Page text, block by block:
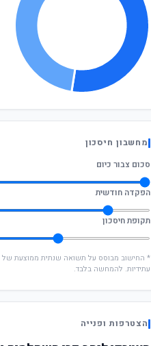
מחשבון חיסכון
סכום צבור כיום
הפקדה חודשית
תקופת חיסכון
עתידיות. להמחשה בלבד.
הצטרפות ופנייה